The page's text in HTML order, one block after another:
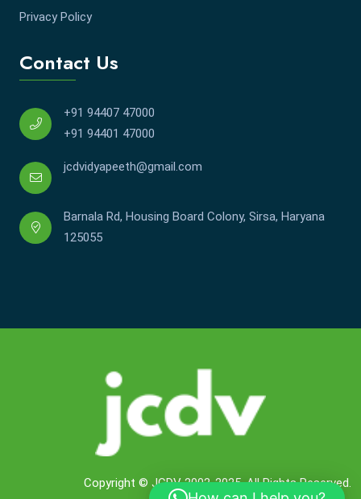
Privacy Policy
Contact Us
+91 94407 47000
+91 94401 47000
jcdvidyapeeth@gmail.com
Barnala Rd, Housing Board Colony, Sirsa, Haryana
125055
Copyright © JCDV 2002-2025. All Rights Reserved.